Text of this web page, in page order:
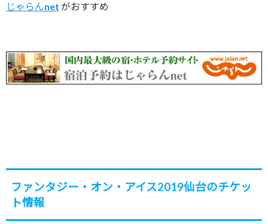
じゃらんnet がおすすめ
ファンタジー・オン・アイス2019仙台のチケッ
ト情報